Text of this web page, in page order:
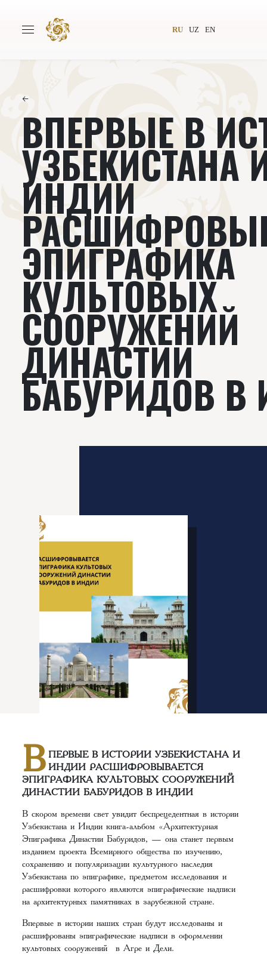
RU UZ EN
Авторы Всемирное общество
Издательство Новости
Проекты
Книги Видеолекторий
←
ВПЕРВЫЕ В
УЗБЕКИСТАНА
ИНДИИ
ЭПИГРАФИКА
КУЛЬТОВЫХ
СООРУЖЕНИЙ
ДИНАСТИИ
БАБУРИДОВ В
В ПЕРВЫЕ В ИСТОРИИ УЗБЕКИСТАНА И
ИНДИИ РАСШИФРОВЫВАЕТСЯ
ЭПИГРАФИКА КУЛЬТОВЫХ СООРУЖЕНИЙ
ДИНАСТИИ БАБУРИДОВ В ИНДИИ
В скором времени свет увидит беспрецедентная в истории
Узбекистана и Индии книга-альбом «Архитектурная
Эпиграфика Династии Бабуридов, — она станет первым
изданием проекта Всемирного общества по изучению,
сохранению и популяризации культурного наследия
Узбекистана по эпиграфике, предметом исследования и
расшифровки которого являются эпиграфические надписи
на архитектурных памятниках в зарубежной стране.
Впервые в истории наших стран будут исследованы и
расшифрованы эпиграфические надписи в оформлении
культовых сооружений в Агре и Дели.